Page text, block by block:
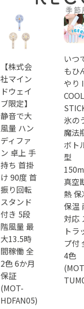
季節
【株式会
社マイン
ドウェイ
ブ限定】
静音で大
風量 ハン
ディファ
ン 卓上 手
持ち 首掛
け 90度 首
振り回転
スタンド
付き 5段
階風量 最
大13.5時
間稼働 全
2色 6か月
保証
(MOT-
HDFAN05)
いつ
もひ
やり
COOL
氷の
魔法
ボト
型
真空
熱 保
保温
対応
トラ
プ付
4色